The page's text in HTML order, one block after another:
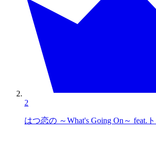
2
はつ恋の ～What's Going On～ feat.